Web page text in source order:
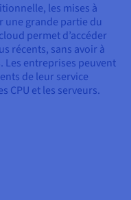
les mises à
une grande partie du
permet d’accéder
récents, sans avoir à
Les entreprises peuvent
de leur service
CPU et les serveurs.